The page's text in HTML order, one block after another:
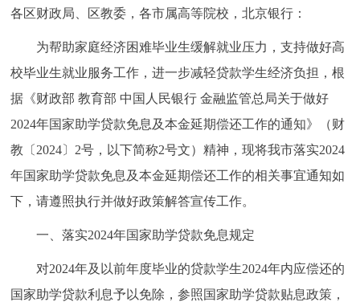
各区财政局、区教委，各市属高等院校，北京银行 ：
为帮助家庭经济困难毕业生缓解就业压力，支持做好高
校毕业生就业服务工作，进一步减轻贷款学生经济负担，根
据《财政部 教育部 中国人民银行 金融监管总局关于做好
2024年国家助学贷款免息及本金延期偿还工作的通知》（财
教〔2024〕2号，以下简称2号文）精神，现将我市落实2024
年国家助学贷款免息及本金延期偿还工作的相关事宜通知如
下，请遵照执行并做好政策解答宣传工作。
一、落实2024年国家助学贷款免息规定
对2024年及以前年度毕业的贷款学生2024年内应偿还的
国家助学贷款利息予以免除，参照国家助学贷款贴息政策，